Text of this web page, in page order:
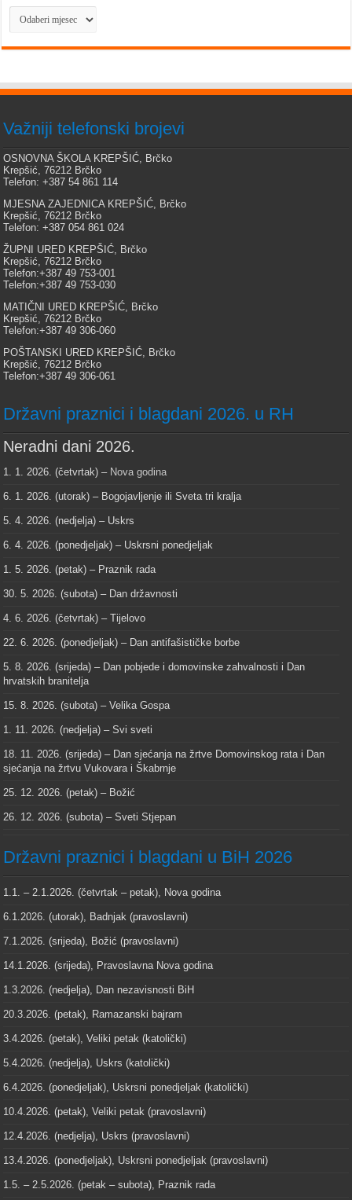
Arhiva
Važniji telefonski brojevi
OSNOVNA ŠKOLA KREPŠIĆ, Brčko
Krepšić, 76212 Brčko
Telefon: +387 54 861 114
MJESNA ZAJEDNICA KREPŠIĆ, Brčko
Krepšić, 76212 Brčko
Telefon: +387 054 861 024
ŽUPNI URED KREPŠIĆ, Brčko
Krepšić, 76212 Brčko
Telefon:+387 49 753-001
Telefon:+387 49 753-030
MATIČNI URED KREPŠIĆ, Brčko
Krepšić, 76212 Brčko
Telefon:+387 49 306-060
POŠTANSKI URED KREPŠIĆ, Brčko
Krepšić, 76212 Brčko
Telefon:+387 49 306-061
Državni praznici i blagdani 2026. u RH
Neradni dani 2026.
1. 1. 2026. (četvrtak) – Nova godina
6. 1. 2026. (utorak) – Bogojavljenje ili Sveta tri kralja
5. 4. 2026. (nedjelja) – Uskrs
6. 4. 2026. (ponedjeljak) – Uskrsni ponedjeljak
1. 5. 2026. (petak) – Praznik rada
30. 5. 2026. (subota) – Dan državnosti
4. 6. 2026. (četvrtak) – Tijelovo
22. 6. 2026. (ponedjeljak) – Dan antifašističke borbe
5. 8. 2026. (srijeda) – Dan pobjede i domovinske zahvalnosti i Dan
hrvatskih branitelja
15. 8. 2026. (subota) – Velika Gospa
1. 11. 2026. (nedjelja) – Svi sveti
18. 11. 2026. (srijeda) – Dan sjećanja na žrtve Domovinskog rata i Dan
sjećanja na žrtvu Vukovara i Škabrnje
25. 12. 2026. (petak) – Božić
26. 12. 2026. (subota) – Sveti Stjepan
Državni praznici i blagdani u BiH 2026
1.1. – 2.1.2026. (četvrtak – petak), Nova godina
6.1.2026. (utorak), Badnjak (pravoslavni)
7.1.2026. (srijeda), Božić (pravoslavni)
14.1.2026. (srijeda), Pravoslavna Nova godina
1.3.2026. (nedjelja), Dan nezavisnosti BiH
20.3.2026. (petak), Ramazanski bajram
3.4.2026. (petak), Veliki petak (katolički)
5.4.2026. (nedjelja), Uskrs (katolički)
6.4.2026. (ponedjeljak), Uskrsni ponedjeljak (katolički)
10.4.2026. (petak), Veliki petak (pravoslavni)
12.4.2026. (nedjelja), Uskrs (pravoslavni)
13.4.2026. (ponedjeljak), Uskrsni ponedjeljak (pravoslavni)
1.5. – 2.5.2026. (petak – subota), Praznik rada